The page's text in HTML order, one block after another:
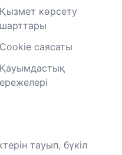
Қызмет көрсету
шарттары
Cookie саясаты
Қауымдастық
ережелері
тауып, бүкіл